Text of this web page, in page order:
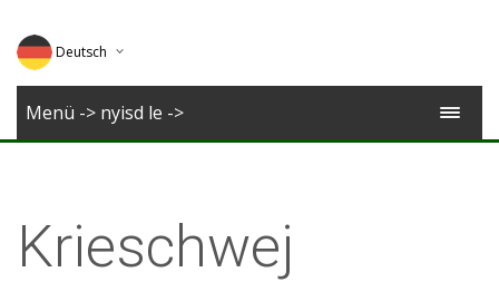
Deutsch
English
Menü -> nyisd le ->
Krieschwej